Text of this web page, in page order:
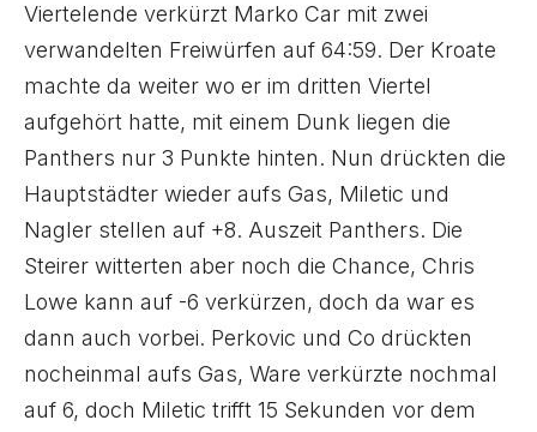
Viertelende verkürzt Marko Car mit zwei
verwandelten Freiwürfen auf 64:59. Der Kroate
machte da weiter wo er im dritten Viertel
aufgehört hatte, mit einem Dunk liegen die
Panthers nur 3 Punkte hinten. Nun drückten die
Hauptstädter wieder aufs Gas, Miletic und
Nagler stellen auf +8. Auszeit Panthers. Die
Steirer witterten aber noch die Chance, Chris
Lowe kann auf -6 verkürzen, doch da war es
dann auch vorbei. Perkovic und Co drückten
nocheinmal aufs Gas, Ware verkürzte nochmal
auf 6, doch Miletic trifft 15 Sekunden vor dem